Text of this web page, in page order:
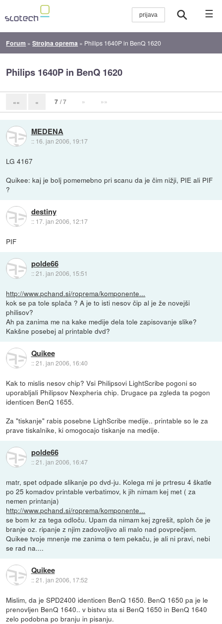
☰
Forum »Strojna oprema » Philips 1640P in BenQ 1620
Philips 1640P in BenQ 1620
«« « 7 / 7 » »»
MEDENA
:: 16. jan 2006, 19:17
LG 4167
Quikee: kaj je bolj pomemebno pri scanu da je čim nižji, PIE ali PIF
?
destiny
:: 17. jan 2006, 12:17
PIF
polde66
::21. jan 2006, 15:51
http://www.pchand.si/roprema/komponente...
kok se pa tole splača ? A je to isti nesov čip al je že novejši
philisov?
Ah pa zanima me na kake medije dela tole zapisovanje slike?
Kakšne posebej al printable dvd?
Quikee
::21. jan 2006, 16:40
Kak to mislis nesov chip? Vsi Philipsovi LightScribe pogoni so
uporabljali Philipsov Nexpheria chip. Drugace pa zgleda ta pogon
identicen BenQ 1655.
Za "tiskanje" rabis posebne LighScribe medije.. printable so le za
prave tiskalnike, ki omogocajo tiskanje na medije.
polde66
::21. jan 2006, 16:47
matr, spet odpade slikanje po dvd-ju. Kolega mi je prtresu 4 škatle
po 25 komadov printable verbatimov, k jih nimam kej met ( za
nemen printanja)
http://www.pchand.si/roprema/komponente...
se bom kr za tega odloču. Upam da nimam kej zgrešit, sploh če je
branje oz. ripanje z njim zadovoljivo ali malo nad povprečjem.
Quikee tvoje mnenje me zanima o tem pekaču, je ali ni pravi, nebi
se rad na....
Quikee
::21. jan 2006, 17:52
Mislim, da je SPD2400 identicen BenQ 1650. BenQ 1650 pa je le
prenovljen BenQ 1640.. v bistvu sta si BenQ 1650 in BenQ 1640
zelo podobna po branju in pisanju.